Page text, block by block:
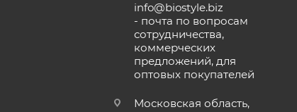
info@biostyle.biz
- почта по вопросам
сотрудничества,
коммерческих
предложений, для
оптовых покупателей
Московская область,